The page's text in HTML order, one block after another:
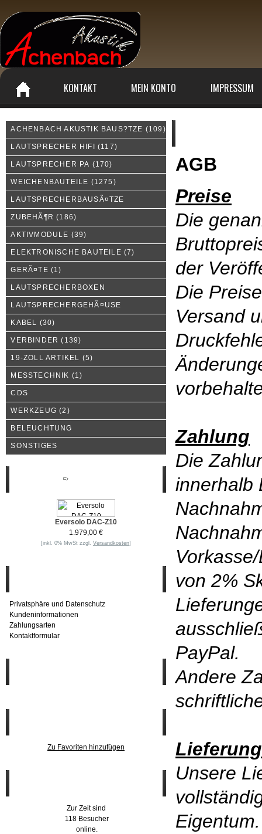
KONTAKT MEIN KONTO IMPRESSUM
ACHENBACH AKUSTIK BAUS?TZE (109)
LAUTSPRECHER HIFI (117)
LAUTSPRECHER PA (170)
WEICHENBAUTEILE (1275)
LAUTSPRECHERBAUSÃ¤TZE
ZUBEHÃ¶R (186)
AKTIVMODULE (39)
ELEKTRONISCHE BAUTEILE (7)
GERÃ¤TE (1)
LAUTSPRECHERBOXEN
LAUTSPRECHERGEHÃ¤USE
KABEL (30)
VERBINDER (139)
19-ZOLL ARTIKEL (5)
MESSTECHNIK (1)
CDS
WERKZEUG (2)
BELEUCHTUNG
SONSTIGES
Eversolo DAC-Z10
1.979,00 €
[inkl. 0% MwSt zzgl. Versandkosten]
Privatsphäre und Datenschutz
Kundeninformationen
Zahlungsarten
Kontaktformular
Zu Favoriten hinzufügen
Zur Zeit sind
118 Besucher
online.
AGB
Preise
Die
der
Die
Versand
Zahlung
Die
innerhalb
von 2%
PayPal.
Andere
Lieferung
Unsere
Eigentum.